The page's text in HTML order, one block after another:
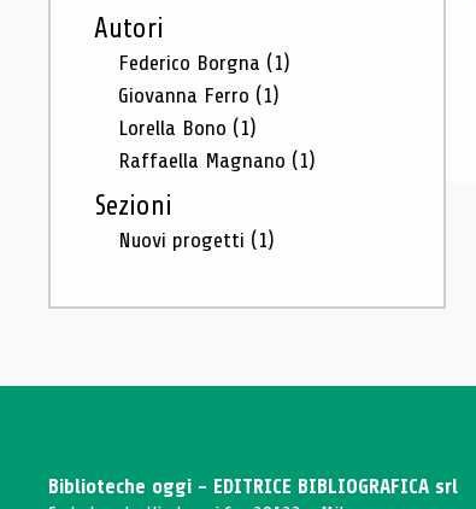
Autori
Federico Borgna (1)
Giovanna Ferro (1)
Lorella Bono (1)
Raffaella Magnano (1)
Sezioni
Nuovi progetti (1)
Biblioteche oggi - EDITRICE BIBLIOGRAFICA srl